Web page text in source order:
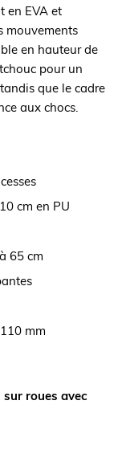
en EVA et
mouvements
en hauteur de
pour un
que le cadre
aux chocs.
cm en PU
65 cm
mm
roues avec